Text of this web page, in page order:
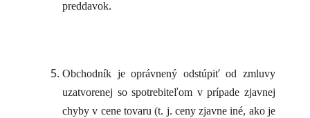
preddavok.
Obchodník je oprávnený odstúpiť od zmluvy
uzatvorenej so spotrebiteľom v prípade zjavnej
chyby v cene tovaru (t. j. ceny zjavne iné, ako je